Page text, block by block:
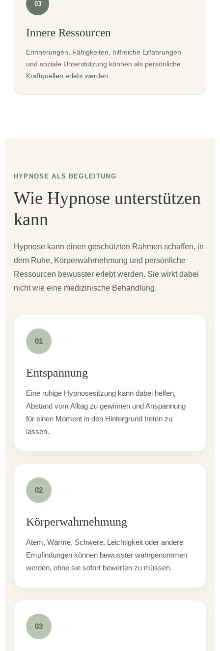
03
Innere Ressourcen
Erinnerungen, Fähigkeiten, hilfreiche Erfahrungen
und soziale Unterstützung können als persönliche
Kraftquellen erlebt werden.
HYPNOSE ALS BEGLEITUNG
Wie Hypnose unterstützen
kann
Hypnose kann einen geschützten Rahmen schaffen, in
dem Ruhe, Körperwahrnehmung und persönliche
Ressourcen bewusster erlebt werden. Sie wirkt dabei
nicht wie eine medizinische Behandlung.
01
Entspannung
Eine ruhige Hypnosesitzung kann dabei helfen,
Abstand vom Alltag zu gewinnen und Anspannung
für einen Moment in den Hintergrund treten zu
lassen.
02
Körperwahrnehmung
Atem, Wärme, Schwere, Leichtigkeit oder andere
Empfindungen können bewusster wahrgenommen
werden, ohne sie sofort bewerten zu müssen.
03